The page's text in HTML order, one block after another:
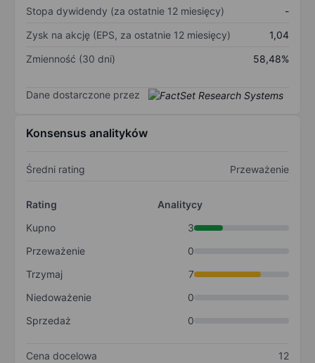
Stopa dywidendy (za ostatnie 12 miesięcy)
-
Zysk na akcję (EPS, za ostatnie 12 miesięcy)
1,04
Zmienność (30 dni)
58,48%
Dane dostarczone przez
Konsensus analityków
Średni rating Przeważenie
Rating
Analitycy
Kupno
3
Przeważenie
0
Trzymaj
7
Niedoważenie
0
Sprzedaż
0
Cena docelowa
12